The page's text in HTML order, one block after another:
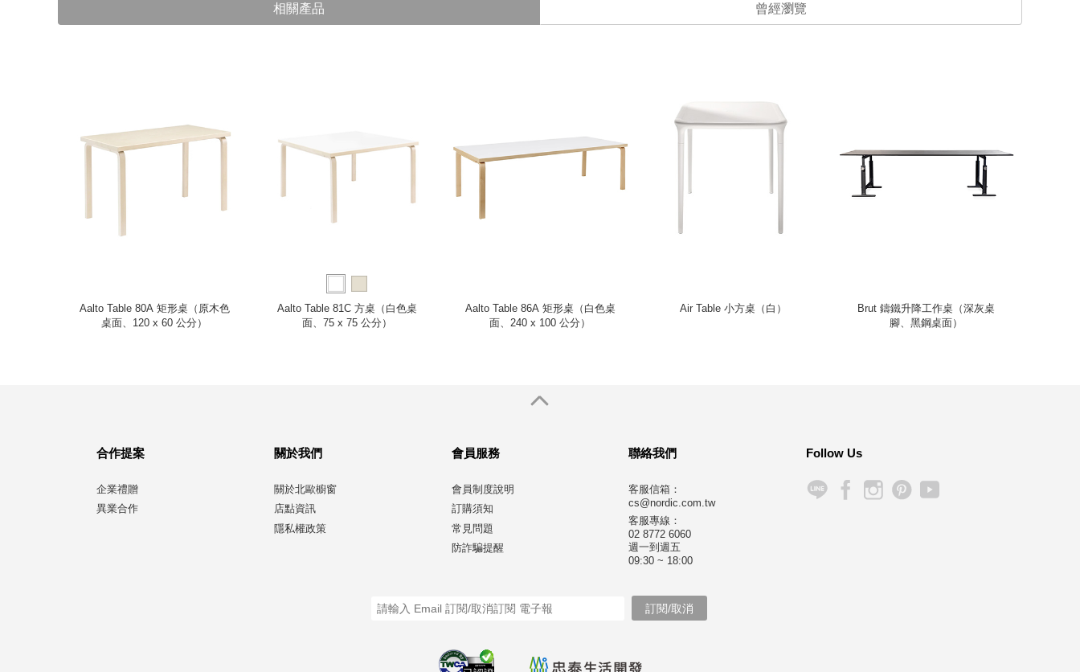
相關產品 曾經瀏覽
Aalto Table 80A 矩形桌（原木色
桌面、120 x 60 公分）
Aalto Table 81C 方桌（白色桌
面、75 x 75 公分）
Aalto Table 86A 矩形桌（白色桌
面、240 x 100 公分）
Air Table 小方桌（白）
Brut 鑄鐵升降工作桌（深灰桌
腳、黑鋼桌面）
合作提案
企業禮贈
異業合作
關於我們
關於北歐櫥窗
店點資訊
隱私權政策
會員服務
會員制度說明
訂購須知
常見問題
防詐騙提醒
聯絡我們
客服信箱：
cs@nordic.com.tw
客服專線：
02 8772 6060
週一到週五
09:30 ~ 18:00
Follow Us